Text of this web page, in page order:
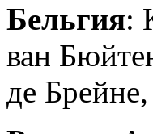
Бельгия:
ван
де